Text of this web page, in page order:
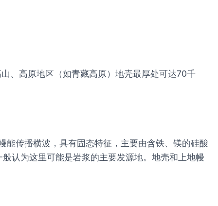
、高原地区（如青藏高原）地壳最厚处可达70千
传播横波，具有固态特征，主要由含铁、镁的硅酸
认为这里可能是岩浆的主要发源地。地壳和上地幔